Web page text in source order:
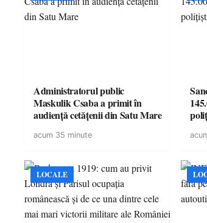
Administratorul public
Maskulik Csaba a primit în
audiență cetățenii din Satu Mare
acum 35 minute
LOCALE